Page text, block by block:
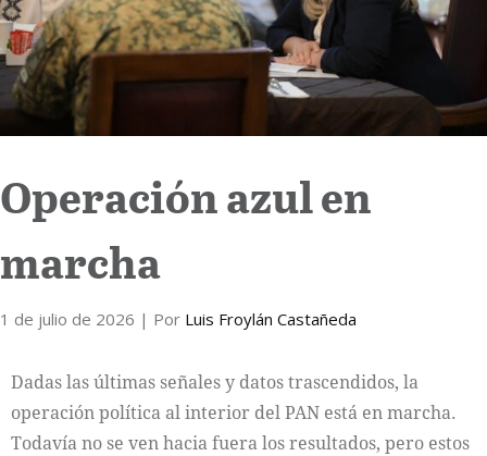
Operación azul en
marcha
1 de julio de 2026 | Por Luis Froylán Castañeda
Dadas las últimas señales y datos trascendidos, la
operación política al interior del PAN está en marcha.
Todavía no se ven hacia fuera los resultados, pero estos